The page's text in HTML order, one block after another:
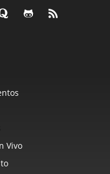
Vivo